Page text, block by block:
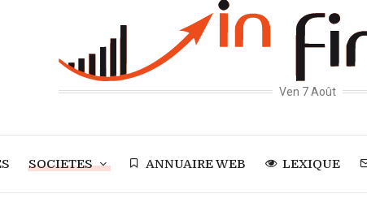
Ven 7 Août
SOCIETES ANNUAIRE WEB LEXIQUE